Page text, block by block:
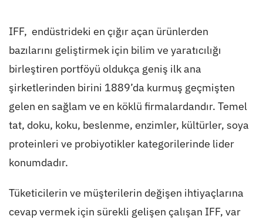
IFF, endüstrideki en çığır açan ürünlerden
bazılarını geliştirmek için bilim ve yaratıcılığı
birleştiren portföyü oldukça geniş ilk ana
şirketlerinden birini 1889’da kurmuş geçmişten
gelen en sağlam ve en köklü firmalardandır. Temel
tat, doku, koku, beslenme, enzimler, kültürler, soya
proteinleri ve probiyotikler kategorilerinde lider
konumdadır.
Tüketicilerin ve müşterilerin değişen ihtiyaçlarına
cevap vermek için sürekli gelişen çalışan IFF, var